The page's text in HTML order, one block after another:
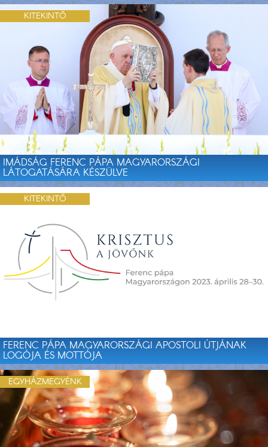
IMÁDSÁG FERENC PÁPA MAGYARORSZÁGI
LÁTOGATÁSÁRA KÉSZÜLVE
KITEKINTŐ
FERENC PÁPA MAGYARORSZÁGI APOSTOLI ÚTJÁNAK
LOGÓJA ÉS MOTTÓJA
KITEKINTŐ
EGYHÁZMEGYÉNK